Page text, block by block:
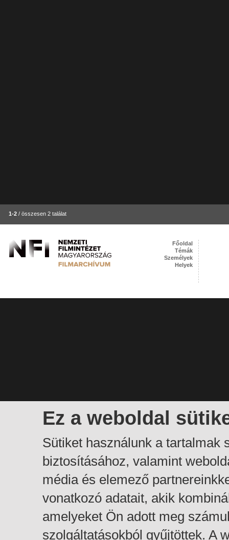
1-2 / összesen 2 találat
Ez a weboldal
Sütiket használunk a tartalmak
biztosításához, valamint
média és elemező
vonatkozó adatait, akik
amelyeket Ön adott meg
szolgáltatásokból gyűjtöttek. A
Főoldal
Témák
Személyek
Helyek